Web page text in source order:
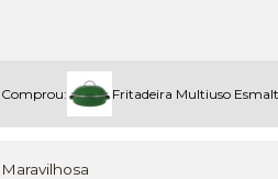
Comprou: Fritadeira Multiuso
Maravilhosa